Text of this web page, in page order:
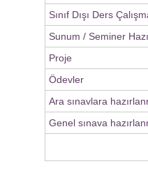
Sınıf Dışı Ders
Sunum / Seminer
Proje
Ödevler
Ara sınavlara
Genel sınava